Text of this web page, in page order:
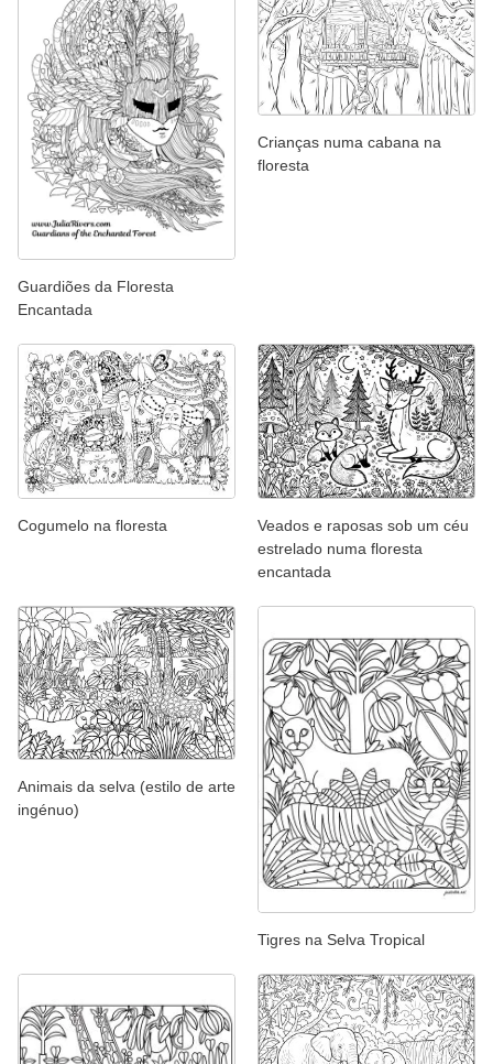
Guardiões da Floresta
Encantada
Crianças numa cabana na
floresta
Cogumelo na floresta
Veados e raposas sob um céu
estrelado numa floresta
encantada
Animais da selva (estilo de arte
ingénuo)
Tigres na Selva Tropical